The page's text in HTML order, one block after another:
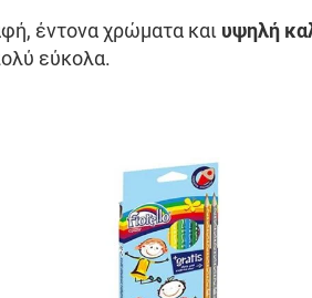
έντονα χρώματα και υψηλή
εύκολα.